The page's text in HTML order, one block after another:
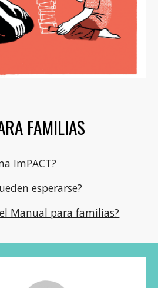
FAMILIAS
ImPACT?
esperarse?
Manual para familias?